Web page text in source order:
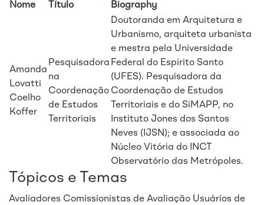
Nome Título Biography
Amanda
Lovatti
Coelho
Koffer
Pesquisadora
na
Coordenação
de Estudos
Territoriais
Doutoranda em Arquitetura e
Urbanismo, arquiteta urbanista
e mestra pela Universidade
Federal do Espírito Santo
(UFES). Pesquisadora da
Coordenação de Estudos
Territoriais e do SiMAPP, no
Instituto Jones dos Santos
Neves (IJSN); e associada ao
Núcleo Vitória do INCT
Observatório das Metrópoles.
Tópicos e Temas
Avaliadores Comissionistas de Avaliação Usuários de